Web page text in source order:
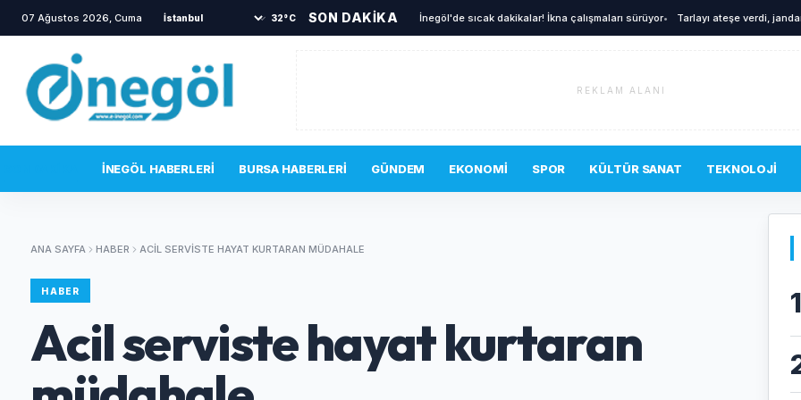
07 Ağustos 2026, Cuma 32°C SON DAKİKA
• Yeni Parti Kurucu İlçe Yönetimi Belli Oldu• İnegöl'de sıcak dakikalar! İkna çalışmaları sürüyor• Tarlayı ateşe verdi, jandarma
REKLAM ALANI
İNEGÖL HABERLERI BURSA HABERLERI GÜNDEM EKONOMI SPOR KÜLTÜR SANAT TEKNOLOJI
ANA SAYFA HABER ACIL SERVISTE HAYAT KURTARAN MÜDAHALE
HABER
Acil serviste hayat kurtaran
1